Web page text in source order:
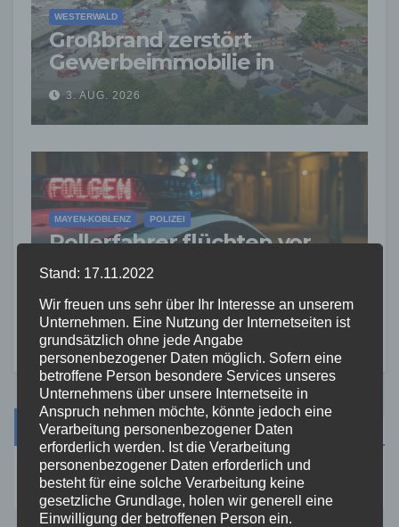
WESTERWALD
Großbrand zerstört
Gewerbeimmobilie in
Siershahn –
Millionenschaden
entstanden
3. AUG. 2026
MAYEN-KOBLENZ POLIZEI
Rollerfahrer flüchten vor
Polizeikontrolle – 16-Jähriger
nach Verfolgung gestoppt
3. AUG. 2026
Suche
Stand: 17.11.2022
Wir freuen uns sehr über Ihr Interesse an unserem
Unternehmen. Eine Nutzung der Internetseiten ist
grundsätzlich ohne jede Angabe
personenbezogener Daten möglich. Sofern eine
betroffene Person besondere Services unseres
Unternehmens über unsere Internetseite in
Anspruch nehmen möchte, könnte jedoch eine
Verarbeitung personenbezogener Daten
erforderlich werden. Ist die Verarbeitung
personenbezogener Daten erforderlich und
besteht für eine solche Verarbeitung keine
gesetzliche Grundlage, holen wir generell eine
Einwilligung der betroffenen Person ein.